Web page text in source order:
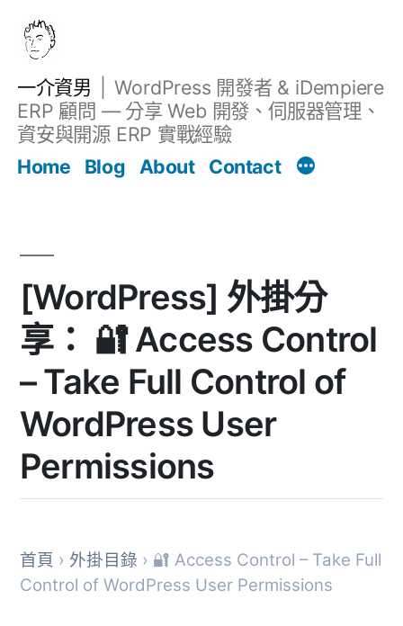
一介資男
WordPress 開發者 & iDempiere
ERP 顧問 — 分享 Web 開發、伺服器管理、
資安與開源 ERP 實戰經驗
Home
Blog About Contact
[WordPress] 外掛分
享： 🔐 Access Control
– Take Full Control of
WordPress User
Permissions
首頁 › 外掛目錄 › 🔐 Access Control – Take Full
Control of WordPress User Permissions
文章